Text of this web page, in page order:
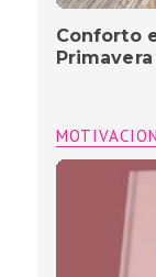
Conforto
Primavera